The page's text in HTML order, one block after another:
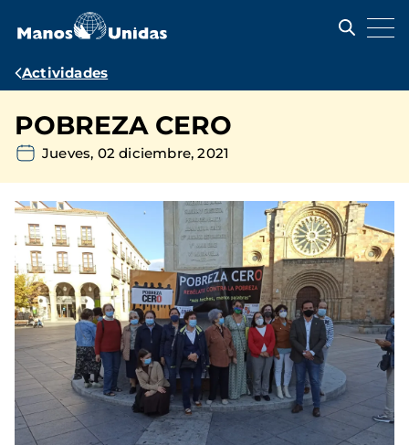
contenido
Ruta
navegación
Actividades
POBREZA CERO
Jueves, 02 diciembre, 2021